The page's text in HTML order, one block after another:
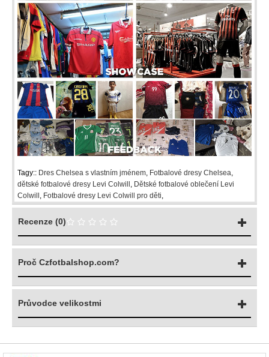
Tagy:: Dres Chelsea s vlastním jménem Fotbalové dresy Chelsea
dětské fotbalové dresy Levi Colwill Dětské fotbalové oblečení Levi
Colwill Fotbalové dresy Levi Colwill pro děti
Recenze (0)
Proč Czfotbalshop.com?
Průvodce velikostmi